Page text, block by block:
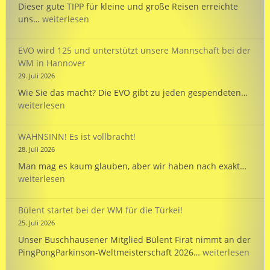
Dieser gute TIPP für kleine und große Reisen erreichte
uns… TIPP:
dem
PARKINSON’S
Passport
weiterlesen
EVO wird 125 und unterstützt unsere Mannschaft bei der
WM in Hannover
29. Juli 2026
Wie Sie das macht? Die EVO gibt zu jeden gespendeten…
weiterlesen
WAHNSINN! Es ist vollbracht!
28. Juli 2026
Man mag es kaum glauben, aber wir haben nach exakt…
weiterlesen
Bülent startet bei der WM für die Türkei!
25. Juli 2026
Unser Buschhausener Mitglied Bülent Firat nimmt an der
PingPongParkinson-Weltmeisterschaft 2026… Bülent
weiterlesen